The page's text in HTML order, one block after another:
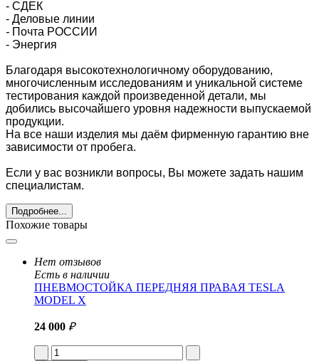
- СДЕК
- Деловые линии
- Почта РОССИИ
- Энергия
Благодаря высокотехнологичному оборудованию,
многочисленным исследованиям и уникальной системе
тестирования каждой произведенной детали, мы
добились высочайшего уровня надежности выпускаемой
продукции.
На все наши изделия мы даём фирменную гарантию вне
зависимости от пробега.
Если у вас возникли вопросы, Вы можете задать нашим
специалистам.
Подробнее...
Похожие товары
Нет отзывов
Есть в наличии
ПНЕВМОСТОЙКА ПЕРЕДНЯЯ ПРАВАЯ TESLA
MODEL X
24 000 ₽